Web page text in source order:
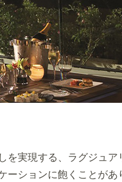
実現する、ラグジュア
ションに飽くことがあ